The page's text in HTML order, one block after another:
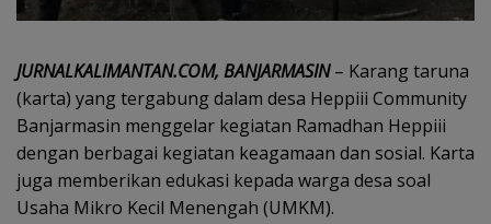
JURNALKALIMANTAN.COM, BANJARMASIN– Karang taruna
(karta) yang tergabung dalam desa Heppiii Community
Banjarmasin menggelar kegiatan Ramadhan Heppiii
dengan berbagai kegiatan keagamaan dan sosial. Karta
juga memberikan edukasi kepada warga desa soal
Usaha Mikro Kecil Menengah (UMKM).